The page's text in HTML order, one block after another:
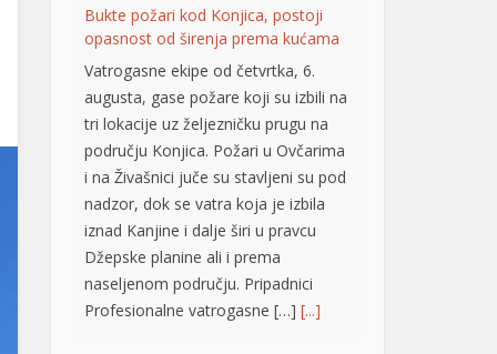
Bukte požari kod Konjica, postoji
opasnost od širenja prema kućama
Vatrogasne ekipe od četvrtka, 6.
augusta, gase požare koji su izbili na
tri lokacije uz željezničku prugu na
području Konjica. Požari u Ovčarima
i na Živašnici juče su stavljeni su pod
nadzor, dok se vatra koja je izbila
iznad Kanjine i dalje širi u pravcu
Džepske planine ali i prema
naseljenom području. Pripadnici
Profesionalne vatrogasne […] [...]